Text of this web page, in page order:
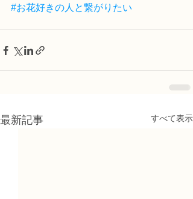
#お花好きの人と繋がりたい
最新記事 すべて表示